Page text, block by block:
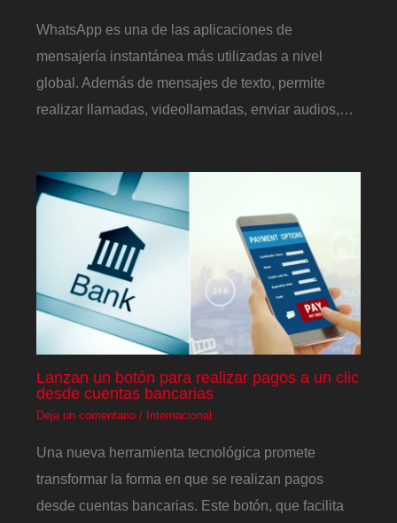
WhatsApp es una de las aplicaciones de
mensajería instantánea más utilizadas a nivel
global. Además de mensajes de texto, permite
realizar llamadas, videollamadas, enviar audios,…
Lanzan un botón para realizar pagos a un clic
desde cuentas bancarias
Deja un comentario / Internacional
Una nueva herramienta tecnológica promete
transformar la forma en que se realizan pagos
desde cuentas bancarias. Este botón, que facilita